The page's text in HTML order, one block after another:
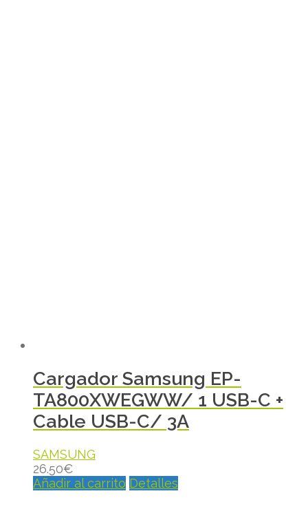
Cargador Samsung EP-
TA800XWEGWW/ 1 USB-C +
Cable USB-C/ 3A
SAMSUNG
26.50€
Añadir al carrito Detalles